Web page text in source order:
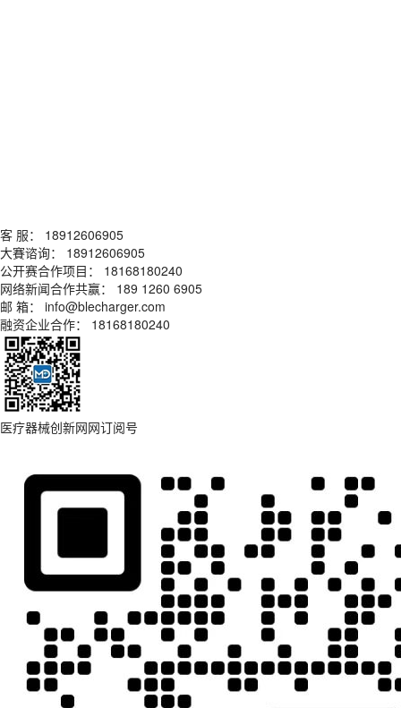
客 服： 18912606905
大賽谘询： 18912606905
公开赛合作项目： 18168180240
网络新闻合作共赢： 189 1260 6905
邮 箱： info@blecharger.com
融资企业合作： 18168180240
医疗器械创新网网订阅号